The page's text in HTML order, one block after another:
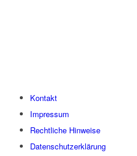
Kontakt
Impressum
Rechtliche Hinweise
Datenschutzerklärung